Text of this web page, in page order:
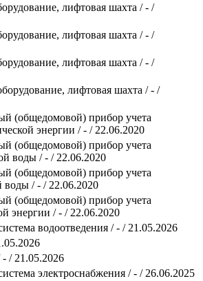
лифтовая шахта / - /
лифтовая шахта / - /
лифтовая шахта / - /
лифтовая шахта / - /
(общедомовой) прибор учета
энергии / - / 22.06.2020
(общедомовой) прибор учета
воды / - / 22.06.2020
(общедомовой) прибор учета
воды / - / 22.06.2020
(общедомовой) прибор учета
энергии / - / 22.06.2020
водоотведения / - / 21.05.2026
/ 21.05.2026
электроснабжения / - / 26.06.2025